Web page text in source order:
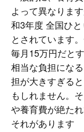
よって異なりま
和3年度 全国ひと
とされています
毎月15万円だと
相当な負担にな
担が大きすぎる
もしれません。
や養育費が絶た
それがあります